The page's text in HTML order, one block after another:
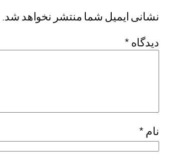
نشانی ایمیل شما منتشر نخواهد شد.
دیدگاه *
نام *